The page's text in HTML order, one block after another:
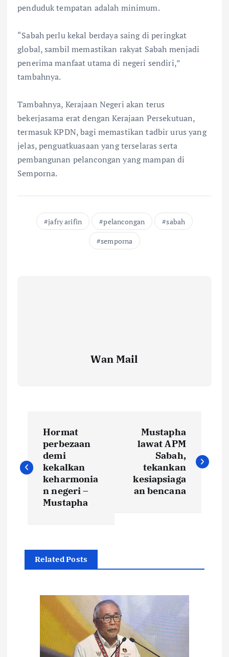
penduduk tempatan adalah minimum.
“Sabah perlu kekal berdaya saing di peringkat
global, sambil memastikan rakyat Sabah menjadi
penerima manfaat utama di negeri sendiri,”
tambahnya.
Tambahnya, Kerajaan Negeri akan terus
bekerjasama erat dengan Kerajaan Persekutuan,
termasuk KPDN, bagi memastikan tadbir urus yang
jelas, penguatkuasaan yang terselaras serta
pembangunan pelancongan yang mampan di
Semporna.
jafry arifin pelancongan
sabah
semporna
Wan Mail
s
a
v
Hormat
perbezaan
demi
kekalkan
keharmonia
n negeri –
Mustapha
Mustapha
lawat APM
Sabah,
tekankan
kesiapsiaga
an bencana
Related Posts